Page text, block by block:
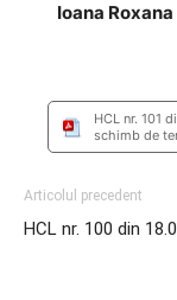
Ioana Roxana
HCL nr. 101
schimb de
Articolul precedent
HCL nr. 100 din